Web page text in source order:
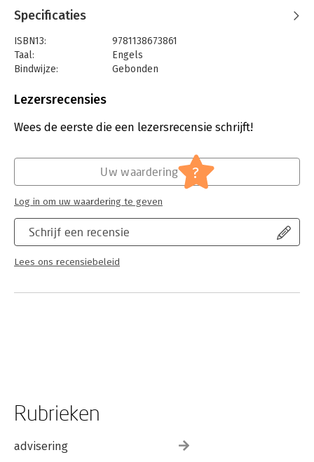
has made an original theoretical contribution to the field, which
thematic sections:
(1) ideology and issues;
(2) parties, organizations, and subcultures;
(5) consequences; and
(6) responses.
introduces and ties together the selected pieces and provides
discussion questions and suggestions for further readings. The
on the future of the populist radical right in light of (more)
economic crisis and the refugee crisis – and suggest avenues
Specificaties
ISBN13:
9781138673861
Taal:
Engels
Bindwijze:
Gebonden
Uitgever:
Serie:
Routledge Studies in Extremism and
Lezersrecensies
Wees de eerste die een lezersrecensie schrijft!
Schrijf een recensie
Lees ons recensiebeleid
Uw waardering ?
Log in om uw waardering te geven
Rubrieken
advisering